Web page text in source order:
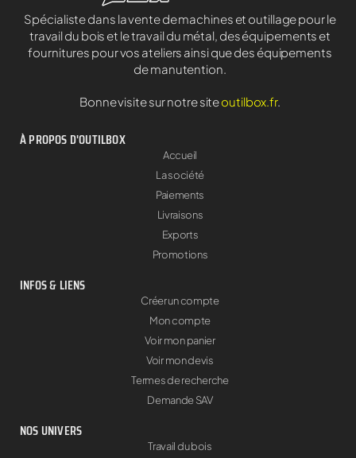
Spécialiste dans la vente de machines et outillage pour le
travail du bois et le travail du métal, des équipements et
fournitures pour vos ateliers ainsi que des équipements
de manutention.
Bonne visite sur notre siteoutilbox.fr.
À PROPOS D'OUTILBOX
Accueil
La société
Paiements
Livraisons
Exports
Promotions
INFOS & LIENS
Créer un compte
Mon compte
Voir mon panier
Voir mon devis
Termes de recherche
Demande SAV
NOS UNIVERS
Travail du bois